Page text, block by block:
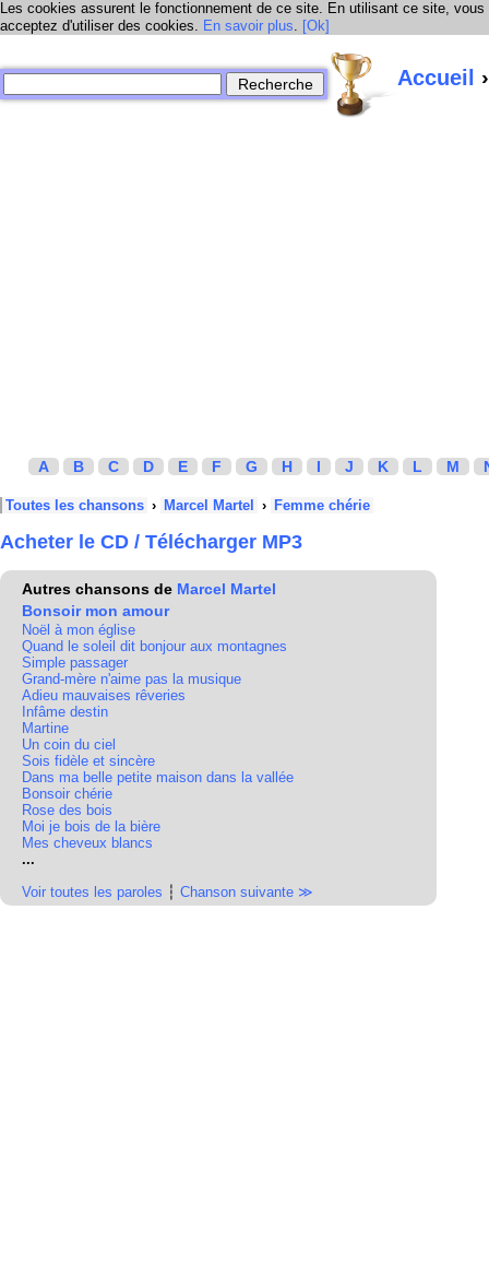
Les cookies assurent le fonctionnement de ce site. En utilisant ce site, vous
acceptez d'utiliser des cookies. En savoir plus. [Ok]
Accueil
A B C D E F G H I J K L M
Toutes les chansons › Marcel Martel › Femme chérie
Acheter le CD / Télécharger MP3
Autres chansons de Marcel Martel
Bonsoir mon amour
Noël à mon église
Quand le soleil dit bonjour aux montagnes
Simple passager
Grand-mère n'aime pas la musique
Adieu mauvaises rêveries
Infâme destin
Martine
Un coin du ciel
Sois fidèle et sincère
Dans ma belle petite maison dans la vallée
Bonsoir chérie
Rose des bois
Moi je bois de la bière
Mes cheveux blancs
...
Voir toutes les paroles ┆ Chanson suivante ≫